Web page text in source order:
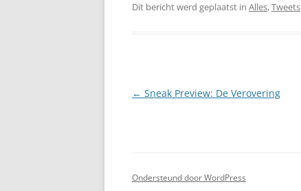
Dit bericht werd geplaatst in Alles,Tweets
Berichtnavigatie
← Sneak Preview: De Verovering
Ondersteund door WordPress